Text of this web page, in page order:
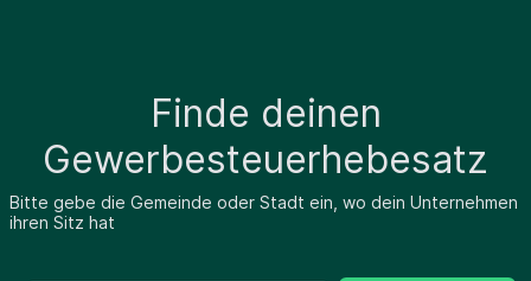
Finde deinen
Gewerbesteuerhebesatz
Bitte gebe die Gemeinde oder Stadt ein, wo dein Unternehmen
ihren Sitz hat